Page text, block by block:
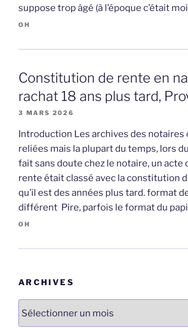
suppose trop âgé (à l’époque c’était
OH
Constitution de rente en
rachat 18 ans plus tard,
3 MARS 2026
Introduction Les archives des
reliées mais la plupart du temps, lors
fait sans doute chez le notaire, un acte
rente était classé avec la constitution
qu’il est des années plus tard. format
différent Pire, parfois le format du
OH
ARCHIVES